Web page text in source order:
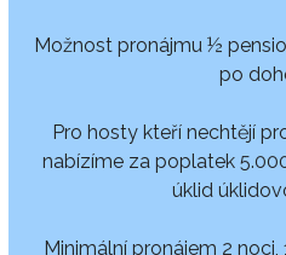
Možnost pronájmu ½
po
Pro hosty kteří nechtějí
nabízíme za poplatek
úklid
Minimální pronájem 2